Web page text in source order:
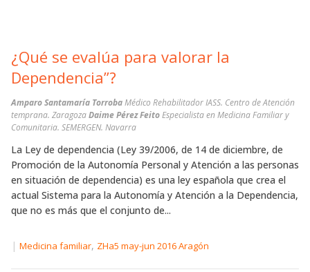
¿Qué se evalúa para valorar la
Dependencia”?
Amparo Santamaría TorrobaMédico Rehabilitador IASS. Centro de Atención
temprana. ZaragozaDaime Pérez FeitoEspecialista en Medicina Familiar y
Comunitaria. SEMERGEN. Navarra
La Ley de dependencia (Ley 39/2006, de 14 de diciembre, de
Promoción de la Autonomía Personal y Atención a las personas
en situación de dependencia) es una ley española que crea el
actual Sistema para la Autonomía y Atención a la Dependencia,
que no es más que el conjunto de...
| Medicina familiar, ZHa5 may-jun 2016 Aragón